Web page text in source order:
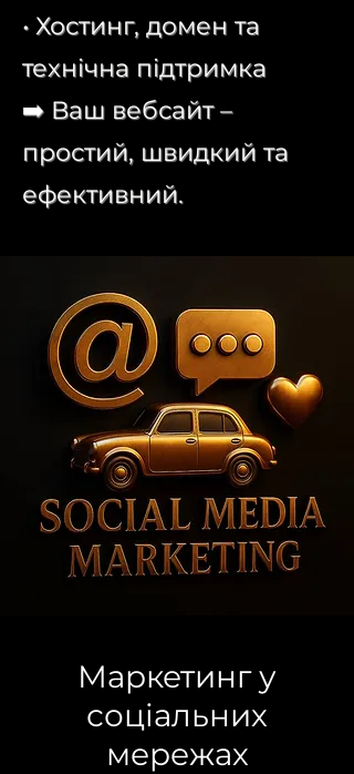
• Хостинг, домен та
технічна підтримка
➡️ Ваш вебсайт –
простий, швидкий та
ефективний.
Маркетинг у
соціальних
мережах